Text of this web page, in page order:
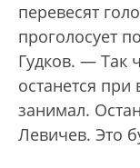
перевесят
проголосует
Гудков. — Так
останется при
занимал.
Левичев. Это